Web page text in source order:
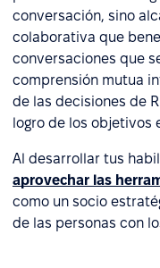
conversación, sino
colaborativa que
conversaciones que
comprensión mutua
de las decisiones de
logro de los objetivos
Al desarrollar tus
aprovechar las
como un socio
de las personas con